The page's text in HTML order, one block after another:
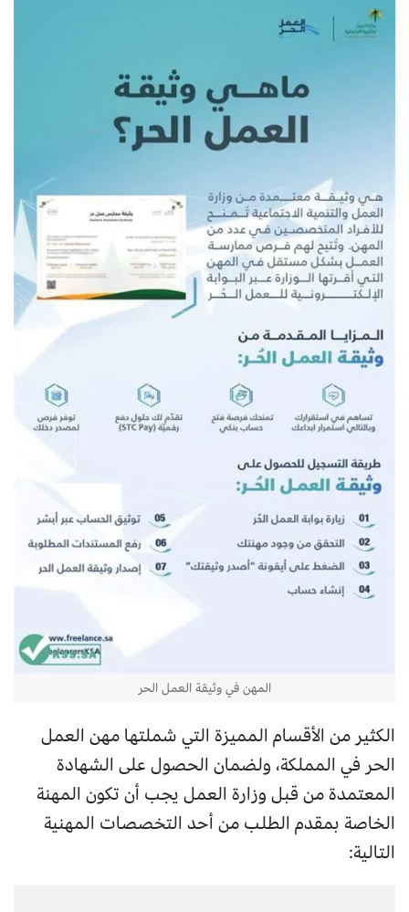
المهن في وثيقة العمل الحر
الكثير من الأقسام المميزة التي شملتها مهن العمل
الحر في المملكة، ولضمان الحصول على الشهادة
المعتمدة من قبل وزارة العمل يجب أن تكون المهنة
الخاصة بمقدم الطلب من أحد التخصصات المهنية
التالية: